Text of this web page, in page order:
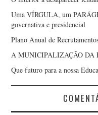
Uma VÍRGULA, um
governativa e presidencial
Plano Anual de
A MUNICIPALIZAÇÃO DA
Que futuro para a nossa